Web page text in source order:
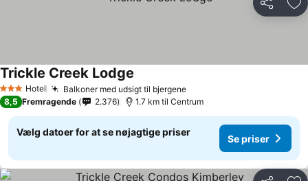
Del
3 StjernerHotel Balkoner med udsigt til bjergene
Trickle Creek Lodge
8,5 Fremragende 2.376 1.7 km til Centrum
Vælg datoer for at se nøjagtige priser
Se priser